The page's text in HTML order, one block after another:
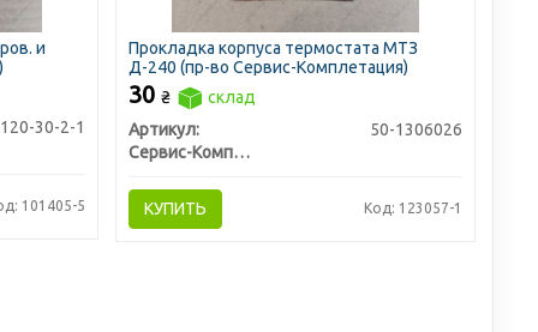
и
30-2-1
101405-5
Прокладка корпуса термостата МТЗ
Д-240 (пр-во Сервис-Комплетация)
30₴
склад
Артикул:
50-1306026
Сервис-Комплектация ООО, Украина
КУПИТЬ Код: 123057-1